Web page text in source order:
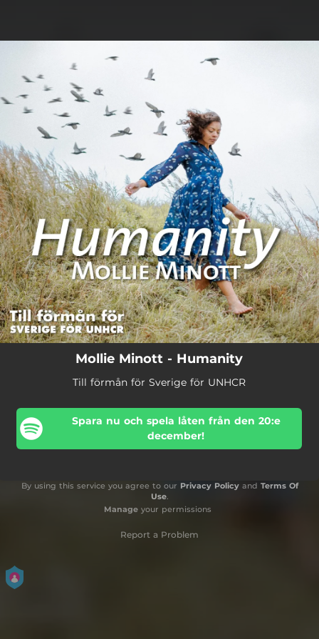
You're all set!
Mollie Minott - Humanity
Till förmån för Sverige för UNHCR
Spara nu och spela låten från den 20:e
december!
By using this service you agree to our Privacy Policyand Terms Of
Use.
Manageyour permissions
Report a Problem